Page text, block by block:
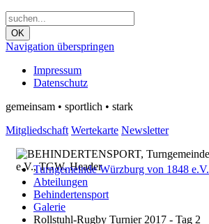
OK
Navigation überspringen
Impressum
Datenschutz
gemeinsam • sportlich • stark
Mitgliedschaft Wertekarte Newsletter
Turngemeinde Würzburg von 1848 e.V.
Abteilungen
Behindertensport
Galerie
Rollstuhl-Rugby Turnier 2017 - Tag 2